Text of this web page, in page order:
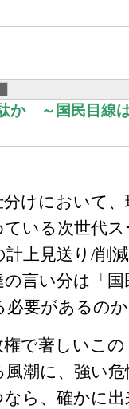
か ～国民目線
けにおいて、
ている次世代
計上見送り/削
言い分は「
必要があるの
で著しいこの
潮に、強い
なら、確かに